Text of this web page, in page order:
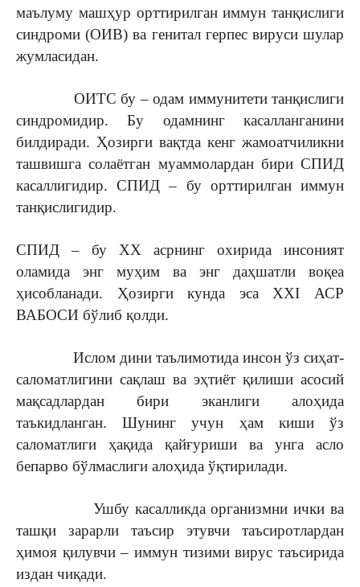
маълуму машҳур орттирилган иммун танқислиги
синдроми (ОИВ) ва генитал герпес вируси шулар
жумласидан.
ОИТС бу – одам иммунитети танқислиги
синдромидир. Бу одамнинг касалланганини
билдиради. Ҳозирги вақтда кенг жамоатчиликни
ташвишга солаётган муаммолардан бири СПИД
касаллигидир. СПИД – бу орттирилган иммун
танқислигидир.
СПИД – бу ХХ асрнинг охирида инсоният
оламида энг муҳим ва энг даҳшатли воқеа
ҳисобланади. Ҳозирги кунда эса ХХI АСР
ВАБОСИ бўлиб қолди.
Ислом дини таълимотида инсон ўз сиҳат-
саломатлигини сақлаш ва эҳтиёт қилиши асосий
мақсадлардан бири эканлиги алоҳида
таъкидланган. Шунинг учун ҳам киши ўз
саломатлиги ҳақида қайғуриши ва унга асло
бепарво бўлмаслиги алоҳида ўқтирилади.
Ушбу касалликда организмни ички ва
ташқи зарарли таъсир этувчи таъсиротлардан
ҳимоя қилувчи – иммун тизими вирус таъсирида
издан чиқади.